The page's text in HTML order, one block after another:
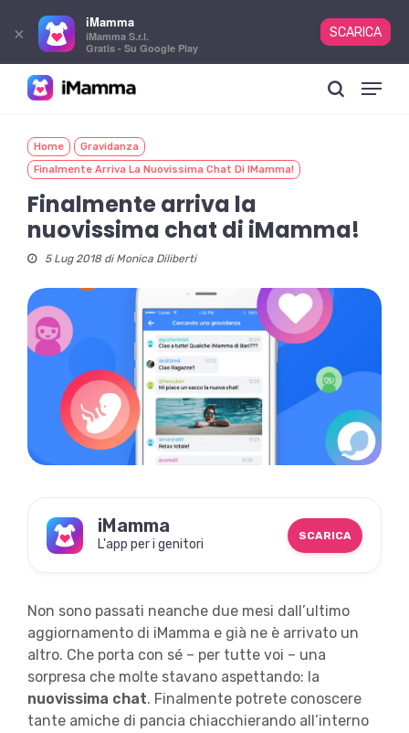
content
Menu
Home
Gravidanza
Finalmente Arriva La Nuovissima Chat Di IMamma!
Finalmente arriva la
nuovissima chat di iMamma!
5 Lug 2018 di Monica Diliberti
iMamma
L'app per i genitori
SCARICA
Non sono passati neanche due mesi dall’ultimo
aggiornamento di iMamma e già ne è arrivato un
altro. Che porta con sé – per tutte voi – una
sorpresa che molte stavano aspettando: la
nuovissima chat. Finalmente potrete conoscere
tante amiche di pancia chiacchierando all’interno
×
iMamma
iMamma S.r.l.
Gratis - Su Google Play
SCARICA